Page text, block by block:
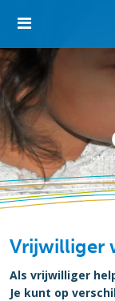
Vrijwilliger
Als vrijwilliger
Je kunt op